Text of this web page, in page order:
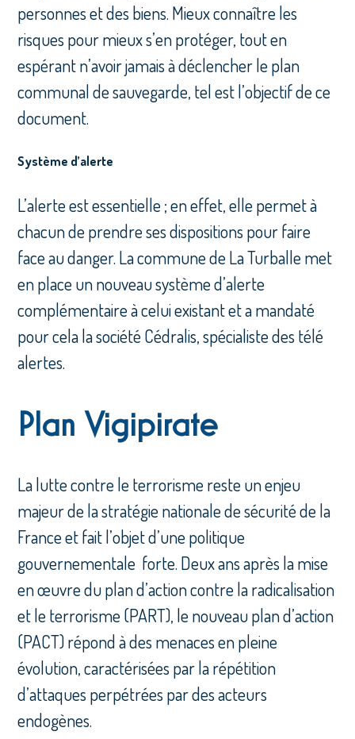
personnes et des biens. Mieux connaître les
risques pour mieux s’en protéger, tout en
espérant n’avoir jamais à déclencher le plan
communal de sauvegarde, tel est l’objectif de ce
document.
Système d’alerte
L’alerte est essentielle ; en effet, elle permet à
chacun de prendre ses dispositions pour faire
face au danger. La commune de La Turballe met
en place un nouveau système d’alerte
complémentaire à celui existant et a mandaté
pour cela la société Cédralis, spécialiste des télé
alertes.
Plan Vigipirate
La lutte contre le terrorisme reste un enjeu
majeur de la stratégie nationale de sécurité de la
France et fait l’objet d’une politique
gouvernementale forte. Deux ans après la mise
en œuvre du plan d’action contre la radicalisation
et le terrorisme (PART), le nouveau plan d’action
(PACT) répond à des menaces en pleine
évolution, caractérisées par la répétition
d’attaques perpétrées par des acteurs
endogènes.